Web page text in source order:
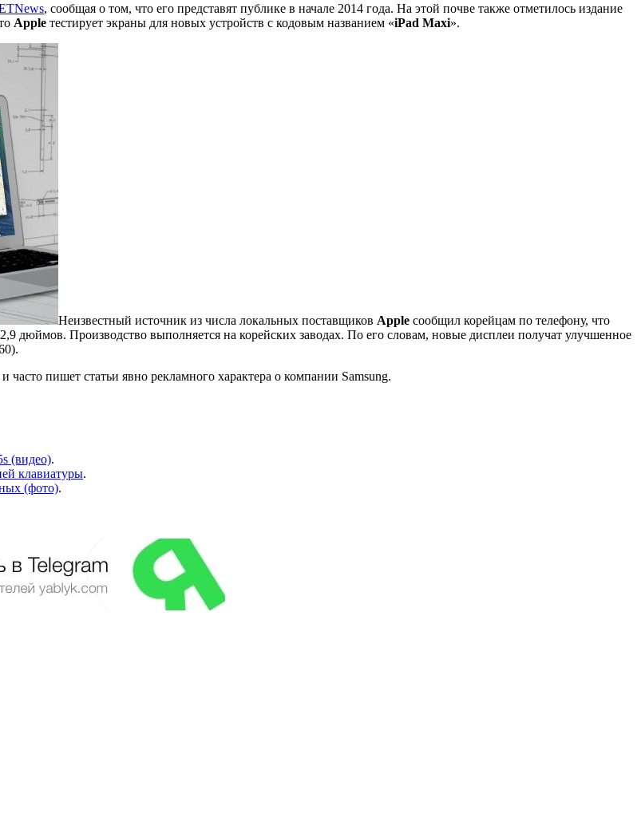
, сообщая о том, что его представят публике в начале 2014 года. На этой почве также отметилось издание
Apple тестирует экраны для новых устройств с кодовым названием «iPad Maxi».
Неизвестный источник из числа локальных поставщиков Apple сообщил корейцам по телефону, что
дюймов. Производство выполняется на корейских заводах. По его словам, новые дисплеи получат улучшенное
пишет статьи явно рекламного характера о компании Samsung.
(видео).
клавиатуры.
(фото).